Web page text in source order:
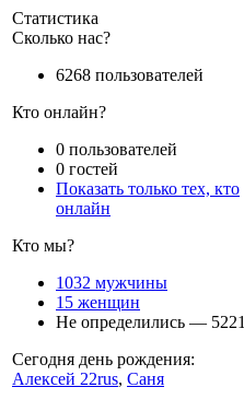
Статистика
Сколько нас?
6268 пользователей
Кто онлайн?
0 пользователей
0 гостей
Показать только тех, кто
онлайн
Кто мы?
1032 мужчины
15 женщин
Не определились — 5221
Сегодня день рождения:
Алексей 22rus, Саня